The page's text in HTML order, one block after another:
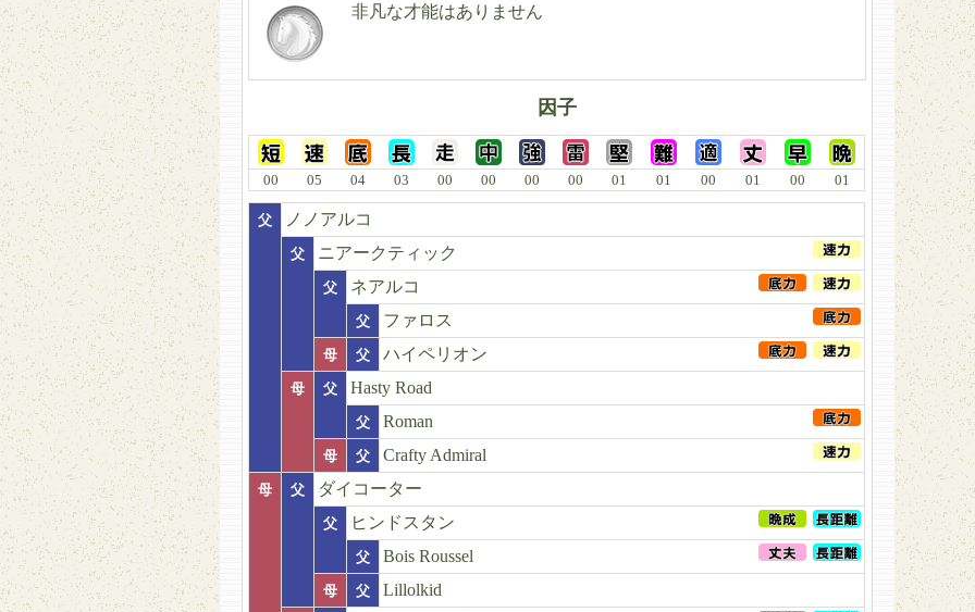
非凡な才能はありません
因子
00 05 04 03 00 00 00 00 01 01 00 01 00 01
父 ノノアルコ
父 ニアークティック
父 ネアルコ
父 ファロス
母 父 ハイペリオン
母 父 Hasty Road
父 Roman
母 父 Crafty Admiral
母 父 ダイコーター
父 ヒンドスタン
父 Bois Roussel
母 父 Lillolkid